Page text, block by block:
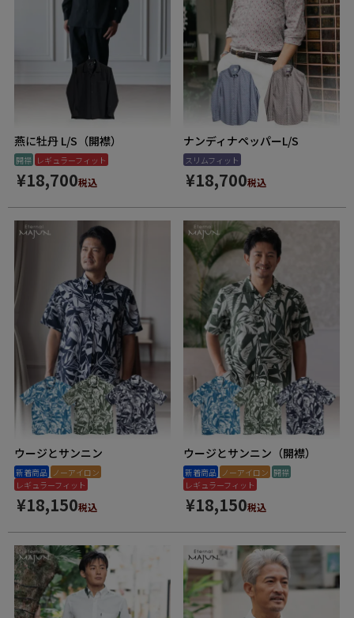
燕に牡丹 L/S（開襟）
開襟 レギュラーフィット
¥18,700税込
ナンディナペッパーL/S
スリムフィット
¥18,700税込
ウージとサンニン
新着商品 ノーアイロン
レギュラーフィット
¥18,150税込
ウージとサンニン（開襟）
新着商品 ノーアイロン 開襟
レギュラーフィット
¥18,150税込